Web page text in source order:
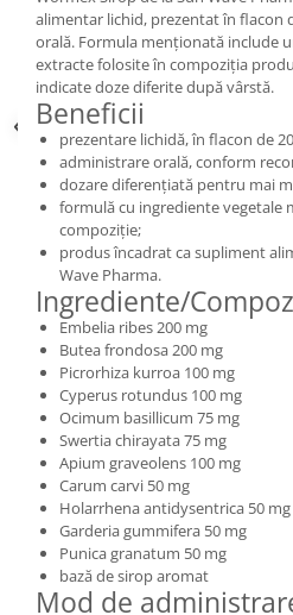
alimentar lichid, prezentat în flacon
orală. Formula menționată include
extracte folosite în compoziția
indicate doze diferite după vârstă.
Beneficii
prezentare lichidă, în flacon de
administrare orală, conform
dozare diferențiată pentru mai
formulă cu ingrediente vegetale
compoziție;
produs încadrat ca supliment
Wave Pharma.
Ingrediente/
Embelia ribes 200 mg
Butea frondosa 200 mg
Picrorhiza kurroa 100 mg
Cyperus rotundus 100 mg
Ocimum basillicum 75 mg
Swertia chirayata 75 mg
Apium graveolens 100 mg
Carum carvi 50 mg
Holarrhena antidysentrica 50 mg
Garderia gummifera 50 mg
Punica granatum 50 mg
bază de sirop aromat
Mod de